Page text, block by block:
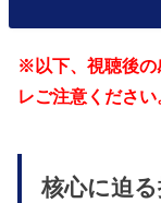
※以下、視聴後の
レご注意ください
核心に迫